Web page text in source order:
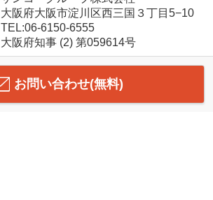
大阪府大阪市淀川区西三国３丁目5−10
TEL:06-6150-6555
大阪府知事 (2) 第059614号
お問い合わせ(無料)